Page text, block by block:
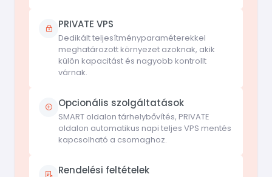
PRIVATE VPS
Dedikált teljesítményparaméterekkel
meghatározott környezet azoknak, akik
külön kapacitást és nagyobb kontrollt
várnak.
Opcionális szolgáltatások
SMART oldalon tárhelybővítés, PRIVATE
oldalon automatikus napi teljes VPS mentés
kapcsolható a csomaghoz.
Rendelési feltételek